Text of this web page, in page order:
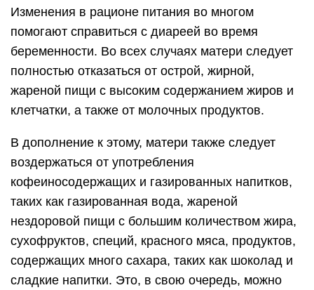
Изменения в рационе питания во многом
помогают справиться с диареей во время
беременности. Во всех случаях матери следует
полностью отказаться от острой, жирной,
жареной пищи с высоким содержанием жиров и
клетчатки, а также от молочных продуктов.
В дополнение к этому, матери также следует
воздержаться от употребления
кофеиносодержащих и газированных напитков,
таких как газированная вода, жареной
нездоровой пищи с большим количеством жира,
сухофруктов, специй, красного мяса, продуктов,
содержащих много сахара, таких как шоколад и
сладкие напитки. Это, в свою очередь, можно